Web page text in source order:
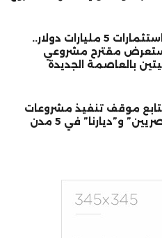
تحالف عالمي باستثمارات 5 مليارات دولار..
مقترح مشروعي
بالعاصمة الجديدة
تتابع موقف تنفيذ مشروعات
“سكن لكل المصريين” و”ديارنا” في 5 مدن